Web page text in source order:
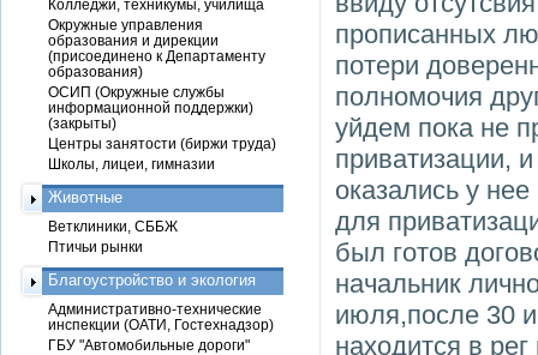
прописанных
потери
полномочия
уйдем пока не
приватизации,
оказались у
для
был готов
начальник
июля,после 30
находится в
Колледжи, техникумы, училища
Окружные управления
образования и дирекции
(присоединено к Департаменту
образования)
ОСИП (Окружные службы
информационной поддержки)
(закрыты)
Центры занятости (биржи труда)
Школы, лицеи, гимназии
Животные
Ветклиники, СББЖ
Птичьи рынки
Благоустройство и экология
Административно-технические
инспекции (ОАТИ, Гостехнадзор)
ГБУ "Автомобильные дороги"